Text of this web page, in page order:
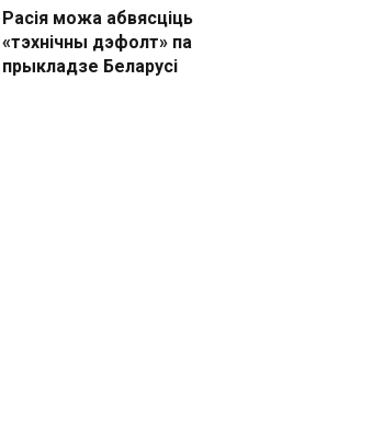
Расія можа абвясціць
«тэхнічны дэфолт» па
прыкладзе Беларусі